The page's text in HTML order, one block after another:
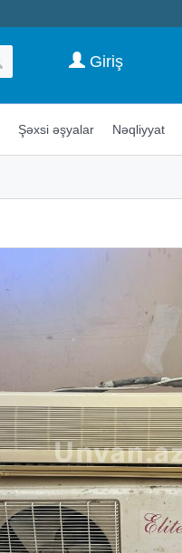
Giriş
Şəxsi əşyalar Nəqliyyat